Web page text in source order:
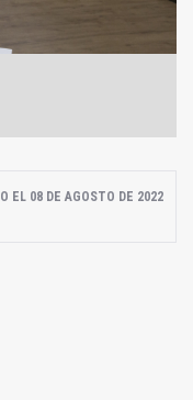
EL 08 DE AGOSTO DE 2022